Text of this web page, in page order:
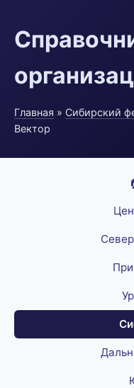
Главная » Сибирский
Вектор